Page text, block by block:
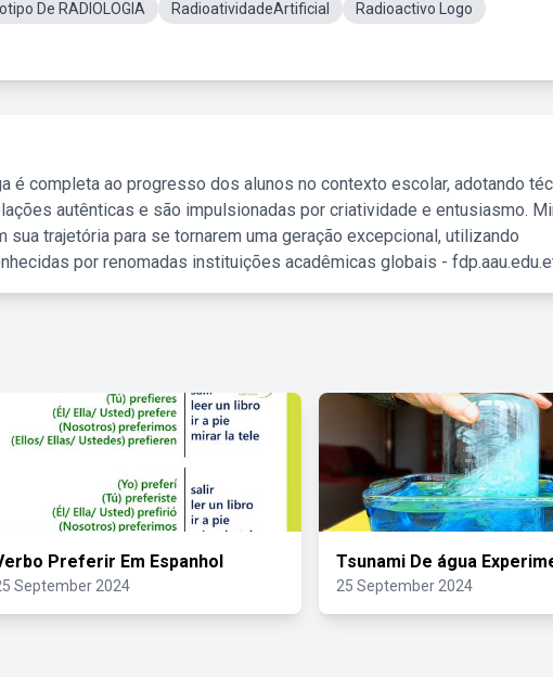
De RADIOLOGIA RadioatividadeArtificial
Radioactivo Logo
é completa ao progresso dos alunos no contexto escolar, adotando
autênticas e são impulsionadas por criatividade e entusiasmo.
sua trajetória para se tornarem uma geração excepcional, utilizando
por renomadas instituições acadêmicas globais -
Preferir Em Espanhol
September 2024
Tsunami De água
25 September 2024